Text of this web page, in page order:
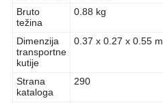
Bruto
težina
0.88 kg
Dimenzija
transportne
kutije
0.37 x 0.27 x 0.55 m
Strana
kataloga
290